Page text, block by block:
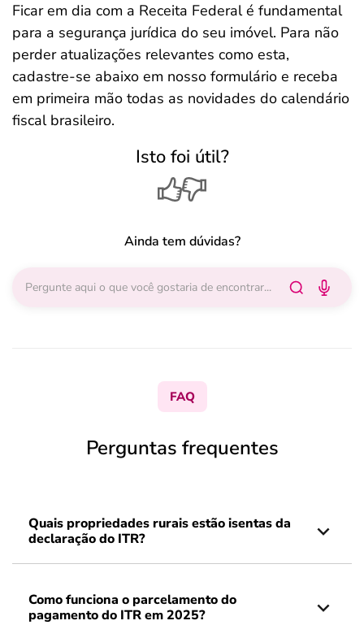
Ficar em dia com a Receita Federal é fundamental
para a segurança jurídica do seu imóvel. Para não
perder atualizações relevantes como esta,
cadastre-se abaixo em nosso formulário e receba
em primeira mão todas as novidades do calendário
fiscal brasileiro.
Isto foi útil?
Ainda tem dúvidas?
FAQ
Perguntas frequentes
Quais propriedades rurais estão isentas da
declaração do ITR?
Como funciona o parcelamento do
pagamento do ITR em 2025?